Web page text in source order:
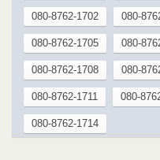
080-8762-1702 080-
080-8762-1705 080-
080-8762-1708 080-
080-8762-1711 080-
080-8762-1714